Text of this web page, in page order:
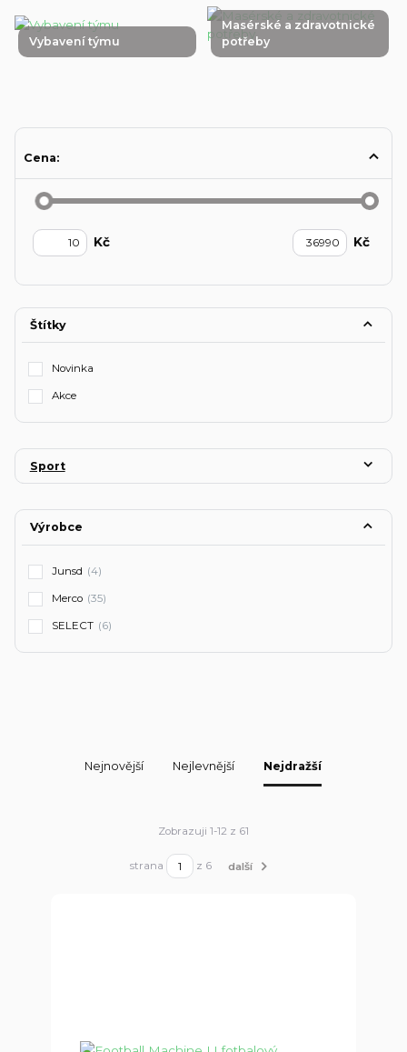
Vybavení týmu
Masérské a zdravotnické
potřeby
Cena:
Kč Kč
Štítky
Novinka
Akce
Sport
Výrobce
Junsd (4)
Merco (35)
SELECT (6)
Nejnovější Nejlevnější Nejdražší
Zobrazuji 1-12 z 61
strana z 6 další